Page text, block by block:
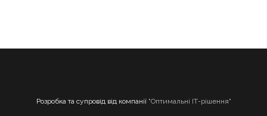
Розробка та супровід від компанії "Оптимальні ІТ-рішення"